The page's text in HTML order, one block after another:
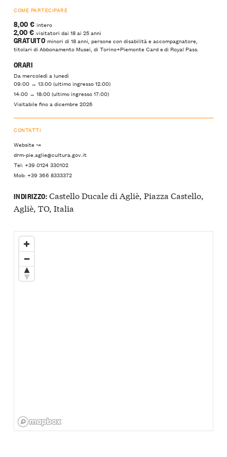
COME PARTECIPARE
8,00 € intero
2,00 € visitatori dai 18 ai 25 anni
GRATUITO minori di 18 anni, persone con disabilità e accompagnatore,
titolari di Abbonamento Musei, di Torino+Piemonte Card e di Royal Pass.
ORARI
Da mercoledì a lunedì
09:00 → 13:00 (ultimo ingresso 12:00)
14:00 → 18:00 (ultimo ingresso 17:00)
Visitabile fino a dicembre 2026
CONTATTI
Website ↝
drm-pie.aglie@cultura.gov.it
Tel: +39 0124 330102
Mob: +39 366 8333372
INDIRIZZO:Castello Ducale di Agliè, Piazza Castello,
Agliè, TO, Italia